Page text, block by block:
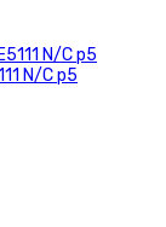
N/C р5